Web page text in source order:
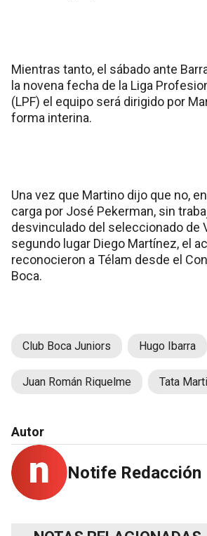
Mientras tanto, el sábado ante
la novena fecha de la Liga
(LPF) el equipo será dirigido por
forma interina.
Una vez que Martino dijo que no,
carga por José Pekerman, sin
desvinculado del seleccionado de
segundo lugar Diego Martínez, el
reconocieron a Télam desde el
Boca.
Club Boca Juniors Hugo Ibarra
Juan Román Riquelme Tata
Autor
Notife Redacción